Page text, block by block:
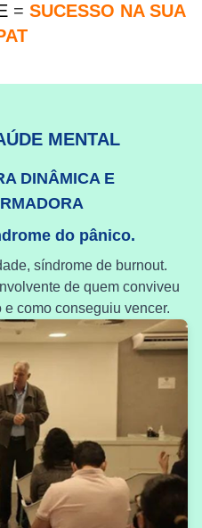
= SUCESSO NA SUA
MENTAL
DINÂMICA E
do pânico.
síndrome de burnout.
de quem conviveu
como conseguiu vencer.